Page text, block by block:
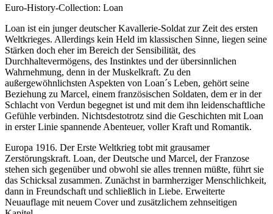
auf
Exemplare
limitiert
und
nummeriert
Menge
Euro-History-Collection: Loan
Loan ist ein junger deutscher Kavallerie-Soldat zur Zeit des ersten
Weltkrieges. Allerdings kein Held im klassischen Sinne, liegen seine
Stärken doch eher im Bereich der Sensibilität, des
Durchhaltevermögens, des Instinktes und der übersinnlichen
Wahrnehmung, denn in der Muskelkraft. Zu den
außergewöhnlichsten Aspekten von Loan´s Leben, gehört seine
Beziehung zu Marcel, einem französischen Soldaten, dem er in der
Schlacht von Verdun begegnet ist und mit dem ihn leidenschaftliche
Gefühle verbinden. Nichtsdestotrotz sind die Geschichten mit Loan
in erster Linie spannende Abenteuer, voller Kraft und Romantik.
Europa 1916. Der Erste Weltkrieg tobt mit grausamer
Zerstörungskraft. Loan, der Deutsche und Marcel, der Franzose
stehen sich gegenüber und obwohl sie alles trennen müßte, führt sie
das Schicksal zusammen. Zunächst in barmherziger Menschlichkeit,
dann in Freundschaft und schließlich in Liebe. Erweiterte
Neuauflage mit neuem Cover und zusätzlichem zehnseitigen